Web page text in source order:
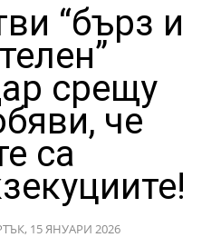
“бърз и
срещу
че
са
15 ЯНУАРИ 2026